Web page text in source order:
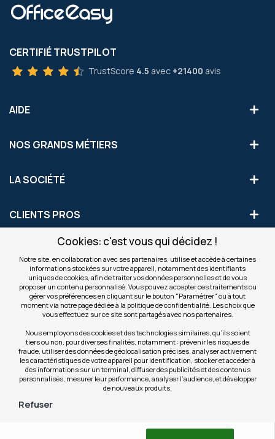
Cookies: c'est vous qui décidez !
Notre site, en collaboration avec ses partenaires, utilise et accède à certaines
informations stockées sur votre appareil, notamment des identifiants
uniques de cookies, afin de traiter vos données personnelles et de vous
proposer un contenu personnalisé. Vous pouvez accepter ces traitements ou
gérer vos préférences en cliquant sur le bouton "Paramétrer" ou à tout
moment via notre page dédiée à la politique de confidentialité. Les choix que
vous effectuez sur ce site sont partagés avec nos partenaires.
Nous employons des cookies et des technologies similaires, qu’ils soient
tiers ou non, pour diverses finalités, notamment : prévenir les risques de
fraude, utiliser des données de géolocalisation précises, analyser activement
les caractéristiques de votre appareil pour identification, stocker et accéder à
des informations sur un terminal, diffuser des publicités et des contenus
personnalisés, mesurer leur performance, analyser l’audience, et développer
de nouveaux produits.
Refuser
CERTIFIÉ TRUSTPILOT
TrustScore 4.5 avec +21400 avis
AIDE
NOS GRANDS MÉTIERS
LA SOCIÉTÉ
CLIENTS PROS
S'INSCRIRE AUX OFFRES COMMERCIALES
Inscription
notre
newsletter
Valider
NOS SITES